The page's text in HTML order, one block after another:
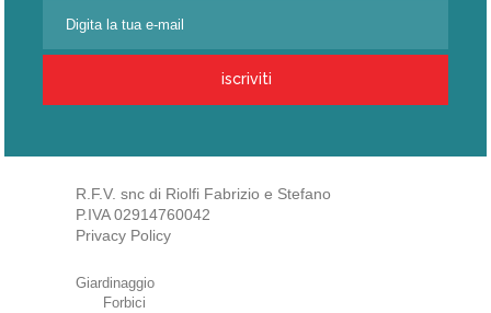
iscriviti
R.F.V. snc di Riolfi Fabrizio e Stefano
P.IVA 02914760042
Privacy Policy
Giardinaggio
Forbici